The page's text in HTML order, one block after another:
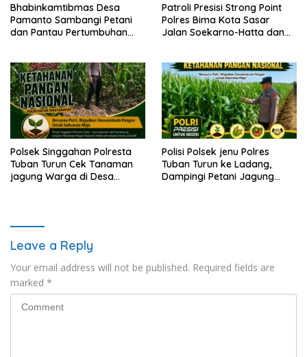
Bhabinkamtibmas Desa
Pamanto Sambangi Petani
dan Pantau Pertumbuhan
Patroli Presisi Strong Point
Polres Bima Kota Sasar
Jalan Soekarno-Hatta dan
Polsek Singgahan Polresta
Tuban Turun Cek Tanaman
jagung Warga di Desa
Polisi Polsek jenu Polres
Tuban Turun ke Ladang,
Dampingi Petani Jagung
Leave a Reply
Your email address will not be published. Required fields are
marked *